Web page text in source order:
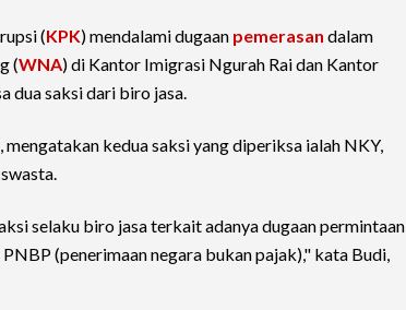
(KPK) mendalami dugaan pemerasan dalam
(WNA) di Kantor Imigrasi Ngurah Rai dan Kantor
dua saksi dari biro jasa.
kedua saksi yang diperiksa ialah NKY,
selaku biro jasa terkait adanya dugaan permintaan
(penerimaan negara bukan pajak)," kata Budi,